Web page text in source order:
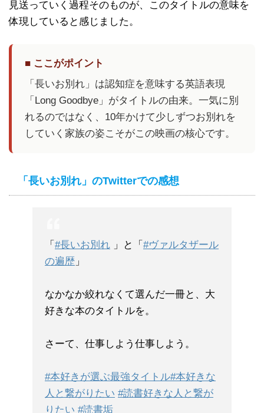
見送っていく過程そのものが、このタイトルの意味を
体現していると感じました。
■ ここがポイント
「長いお別れ」は認知症を意味する英語表現
「Long Goodbye」がタイトルの由来。一気に別
れるのではなく、10年かけて少しずつお別れを
していく家族の姿こそがこの映画の核心です。
「長いお別れ」のTwitterでの感想
「 #長いお別れ 」と「 #ヴァルタザール
の遍歴 」
なかなか絞れなくて選んだ一冊と、大
好きな本のタイトルを。
さーて、仕事しよう仕事しよう。
#本好きが選ぶ最強タイトル#本好きな
人と繋がりたい #読書好きな人と繋が
りたい #読書垢